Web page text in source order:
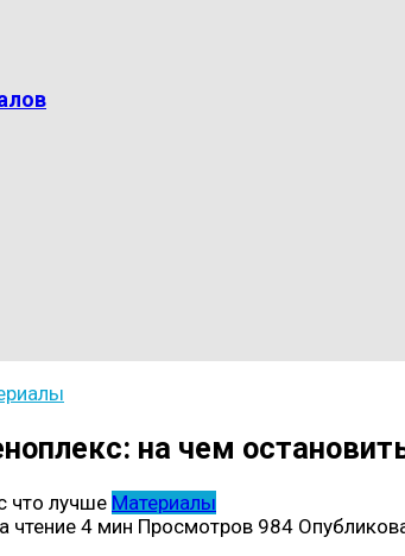
на чем
Материалы
чтение 4 мин Просмотров 984